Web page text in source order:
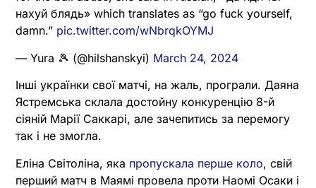
нахуй блядь» which translates as “go fuck yourself,
damn.” pic.twitter.com/wNbrqkOYMJ
— Yura 🎾 (@hilshanskyi) March 24, 2024
Інші українки свої матчі, на жаль, програли. Даяна
Ястремська склала достойну конкуренцію 8-й
сіяній Марії Саккарі, але зачепитись за перемогу
так і не змогла.
Еліна Світоліна, яка пропускала перше коло, свій
перший матч в Маямі провела проти Наомі Осаки і